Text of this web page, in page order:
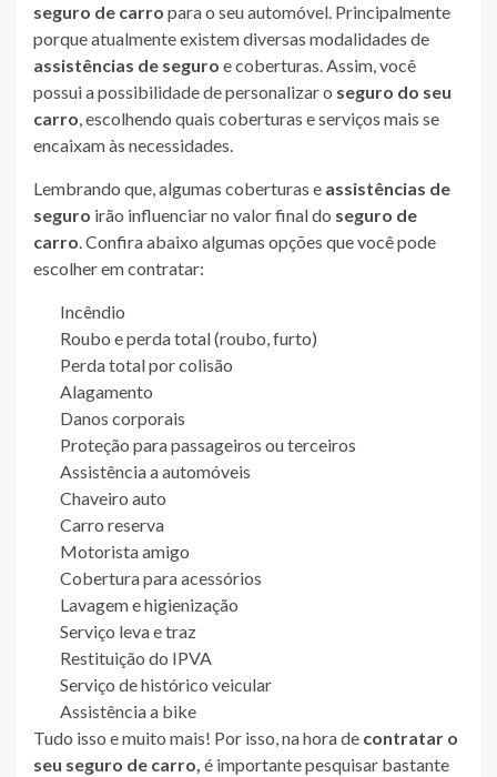
seguro de carro para o seu automóvel. Principalmente
porque atualmente existem diversas modalidades de
assistências de seguro e coberturas. Assim, você
possui a possibilidade de personalizar o seguro do seu
carro, escolhendo quais coberturas e serviços mais se
encaixam às necessidades.
Lembrando que, algumas coberturas e assistências de
seguro irão influenciar no valor final do seguro de
carro. Confira abaixo algumas opções que você pode
escolher em contratar:
Incêndio
Roubo e perda total (roubo, furto)
Perda total por colisão
Alagamento
Danos corporais
Proteção para passageiros ou terceiros
Assistência a automóveis
Chaveiro auto
Carro reserva
Motorista amigo
Cobertura para acessórios
Lavagem e higienização
Serviço leva e traz
Restituição do IPVA
Serviço de histórico veicular
Assistência a bike
Tudo isso e muito mais! Por isso, na hora de contratar o
seu seguro de carro, é importante pesquisar bastante